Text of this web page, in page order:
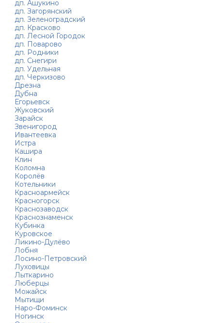
дп. Ашукино
дп. Загорянский
дп. Зеленоградский
дп. Красково
дп. Лесной Городок
дп. Поварово
дп. Родники
дп. Снегири
дп. Удельная
дп. Черкизово
Дрезна
Дубна
Егорьевск
Жуковский
Зарайск
Звенигород
Ивантеевка
Истра
Кашира
Клин
Коломна
Королёв
Котельники
Красноармейск
Красногорск
Краснозаводск
Краснознаменск
Кубинка
Куровское
Ликино-Дулёво
Лобня
Лосино-Петровский
Луховицы
Лыткарино
Люберцы
Можайск
Мытищи
Наро-Фоминск
Ногинск